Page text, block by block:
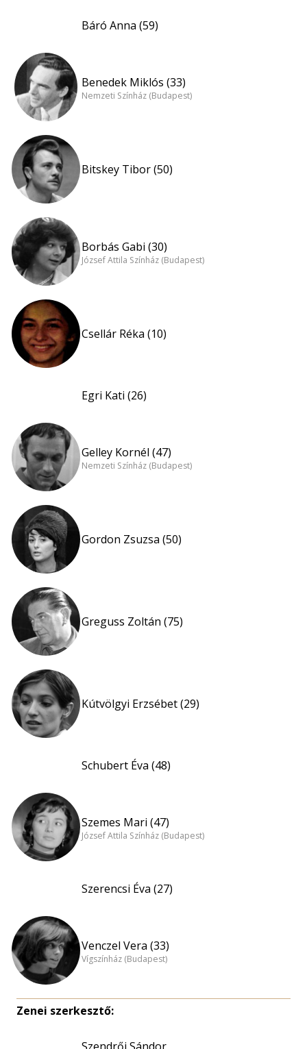
Báró Anna (59)
Benedek Miklós (33)
Nemzeti Színház (Budapest)
Bitskey Tibor (50)
Borbás Gabi (30)
József Attila Színház (Budapest)
Csellár Réka (10)
Egri Kati (26)
Gelley Kornél (47)
Nemzeti Színház (Budapest)
Gordon Zsuzsa (50)
Greguss Zoltán (75)
Kútvölgyi Erzsébet (29)
Schubert Éva (48)
Szemes Mari (47)
József Attila Színház (Budapest)
Szerencsi Éva (27)
Venczel Vera (33)
Vígszínház (Budapest)
Zenei szerkesztő: